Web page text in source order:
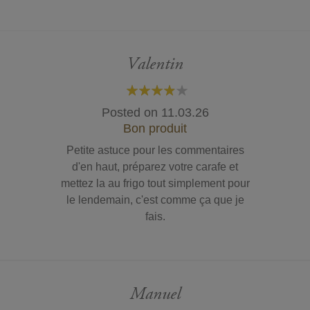
Valentin
Posted on 11.03.26
Bon produit
Petite astuce pour les commentaires
d'en haut, préparez votre carafe et
mettez la au frigo tout simplement pour
le lendemain, c'est comme ça que je
fais.
Manuel